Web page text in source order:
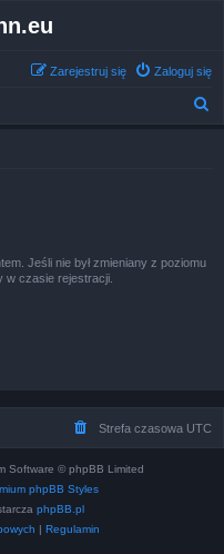
Zaloguj się
Zarejestruj się
Jeśli nie był zmieniany z poziomu
w czasie rejestracji.
Strefa czasowa UTC
Software © phpBB Limited
phpBB Styles
phpBB.pl
| Regulamin